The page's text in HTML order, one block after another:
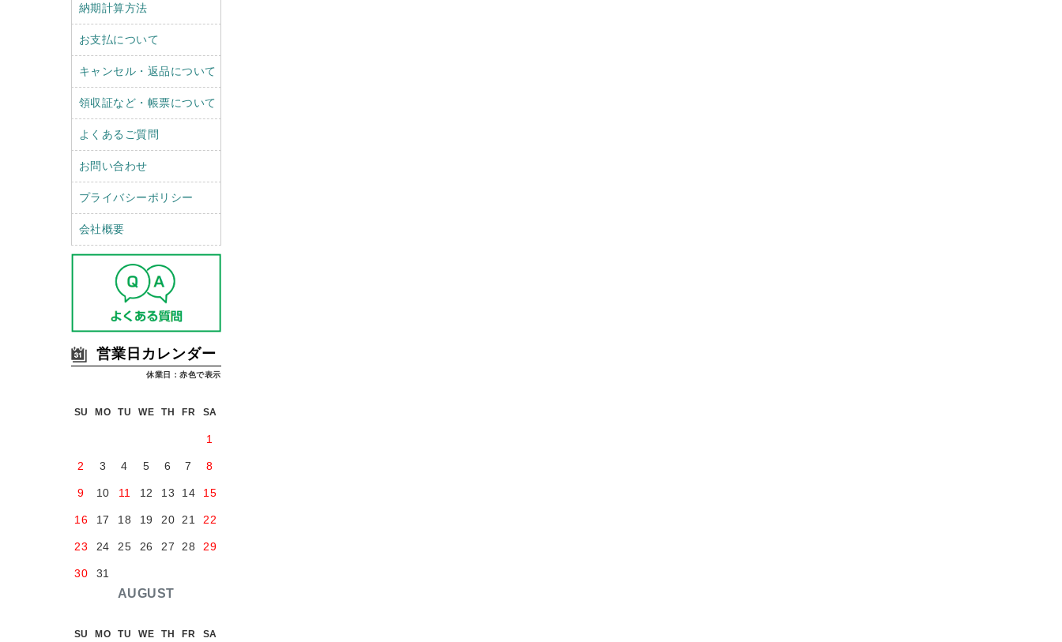
納期計算方法
お支払について
キャンセル・返品について
領収証など・帳票について
よくあるご質問
お問い合わせ
プライバシーポリシー
会社概要
営業日カレンダー
休業日：赤色で表示
AUGUST
SU MO TU WE TH FR SA
1
2 3 4 5 6 7 8
9 10 11 12 13 14 15
16 17 18 19 20 21 22
23 24 25 26 27 28 29
30 31
SU MO TU WE TH FR SA